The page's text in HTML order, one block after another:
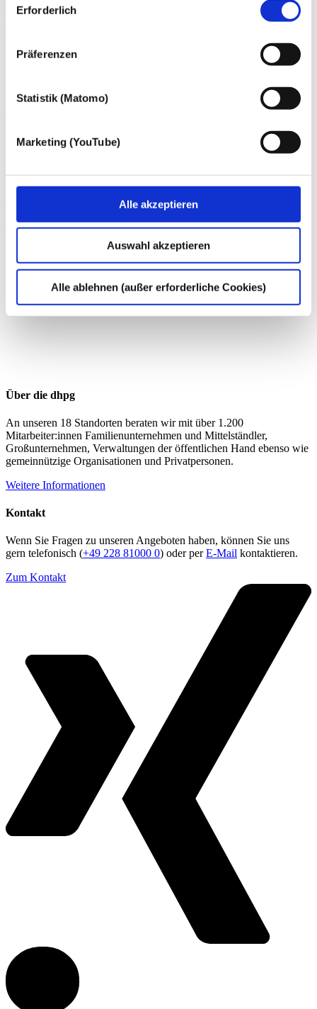
mit Ihrer ausdrücklichen Einwilligung einsetzen und die
Erforderlich
Präferenzen
Statistik (Matomo)
Marketing (YouTube)
Alle akzeptieren
Auswahl akzeptieren
Alle ablehnen (außer erforderliche Cookies)
sorgen wird.
Dr. Andreas Rohde
Stefanie Jobs
Handels- und Gesellschaftsrecht
Zum Profil von Stefanie Jobs
Coronavirus
Über die dhpg
An unseren 18 Standorten beraten wir mit über 1.200
Mitarbeiter:innen Familienunternehmen und Mittelständler,
Großunternehmen, Verwaltungen der öffentlichen Hand ebenso wie
gemeinnützige Organisationen und Privatpersonen.
Weitere Informationen
Kontakt
Wenn Sie Fragen zu unseren Angeboten haben, können Sie uns
gern telefonisch (+49 228 81000 0) oder perE-Mail kontaktieren.
Zum Kontakt